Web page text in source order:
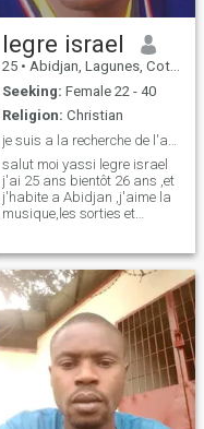
legre israel
25 • Abidjan, Lagunes, Cote d'Ivoire
Seeking: Female 22 - 40
Religion: Christian
salut moi yassi legre israel
j'ai 25 ans bientôt 26 ans ,et
j'habite a Abidjan ,j'aime la
musique,les sorties et
quelqu'un de cool pour
partager des moments
authentiques,